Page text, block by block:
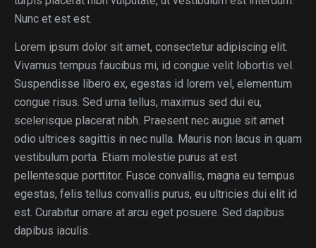
Nunc et est est.
Lorem ipsum dolor sit amet, consectetur adipiscing elit.
Vivamus tempus faucibus mi, id congue velit lobortis vel.
Suspendisse libero ex, egestas id lorem vel, elementum
congue risus. Sed urna tellus, maximus sed dui eu,
scelerisque placerat nibh. Praesent nec augue sit amet
odio ultrices sagittis in nec nulla. Mauris non lacus in quam
vestibulum porta. Etiam molestie purus at est
pellentesque porttitor. Fusce convallis, magna eu tempus
egestas, felis tellus convallis purus, eu ultricies dui elit id
est. Curabitur ornare at arcu eget posuere. Sed dapibus
dapibus iaculis.